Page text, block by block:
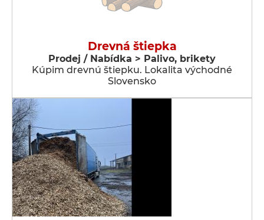
Drevná štiepka
Prodej / Nabídka > Palivo, brikety
Kúpim drevnú štiepku. Lokalita východné
Slovensko